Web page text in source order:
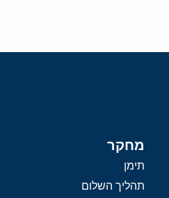
מחקר
תימן
תהליך השלום